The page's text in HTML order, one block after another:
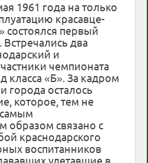
1961 года на только
красавце-
состоялся первый
два
и
чемпионата
класса «Б». За кадром
города осталось
которое, тем не
образом связано с
краснодарского
воспитанников
улетавшие в